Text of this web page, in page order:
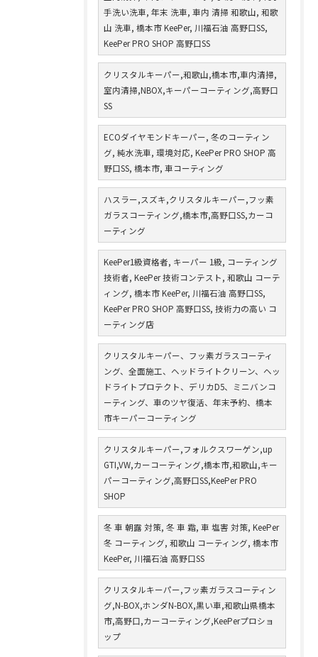
手洗い洗車, 年末 洗車, 車内 清掃 和歌山, 和歌
山 洗車, 橋本市 KeePer, 川福石油 高野口SS,
KeePer PRO SHOP 高野口SS
クリスタルキーパー,和歌山,橋本市,車内清掃,
室内清掃,NBOX,キーパーコーティング,高野口
SS
ECOダイヤモンドキーパー, 冬のコーティン
グ, 純水洗車, 環境対応, KeePer PRO SHOP 高
野口SS, 橋本市, 車コーティング
ハスラー,スズキ,クリスタルキーパー,フッ素
ガラスコーティング,橋本市,高野口SS,カーコ
ーティング
KeePer1級資格者, キーパー 1級, コーティング
技術者, KeePer 技術コンテスト, 和歌山 コーテ
ィング, 橋本市 KeePer, 川福石油 高野口SS,
KeePer PRO SHOP 高野口SS, 技術力の高い コ
ーティング店
クリスタルキーパー、フッ素ガラスコーティ
ング、全面施工、ヘッドライトクリーン、ヘッ
ドライトプロテクト、デリカD5、ミニバンコ
ーティング、車のツヤ復活、年末予約、橋本
市キーパーコーティング
クリスタルキーパー,フォルクスワーゲン,up
GTI,VW,カーコーティング,橋本市,和歌山,キー
パーコーティング,高野口SS,KeePer PRO
SHOP
冬 車 朝露 対策, 冬 車 霜, 車 塩害 対策, KeePer
冬 コーティング, 和歌山 コーティング, 橋本市
KeePer, 川福石油 高野口SS
クリスタルキーパー,フッ素ガラスコーティン
グ,N-BOX,ホンダN-BOX,黒い車,和歌山県橋本
市,高野口,カーコーティング,KeePerプロショ
ップ